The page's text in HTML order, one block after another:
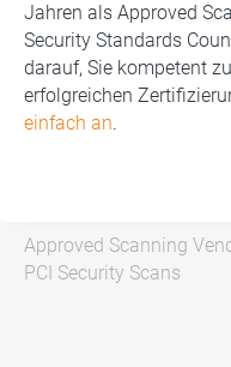
Jahren als Approved
Security Standards
darauf, Sie kompetent
erfolgreichen
einfach an.
Approved Scanning
PCI Security Scans